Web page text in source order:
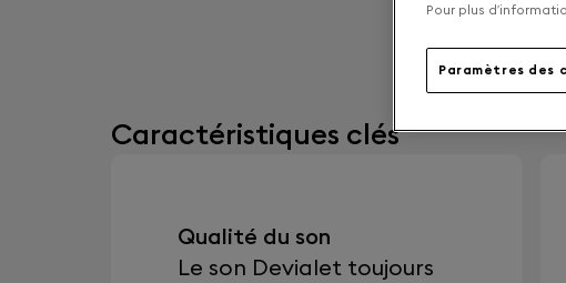
Caractéristiques clés
Qualité du son
Le son Devialet toujours
Pour plus
Paramètres des